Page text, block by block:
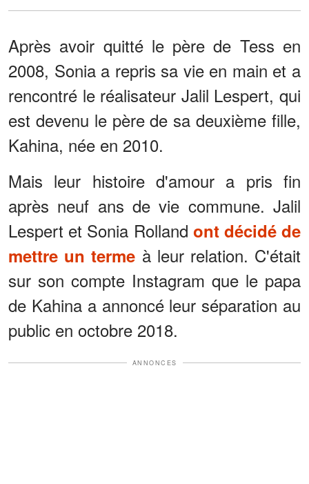
Après avoir quitté le père de Tess en
2008, Sonia a repris sa vie en main et a
rencontré le réalisateur Jalil Lespert, qui
est devenu le père de sa deuxième fille,
Kahina, née en 2010.
Mais leur histoire d'amour a pris fin
après neuf ans de vie commune. Jalil
Lespert et Sonia Rolland ont décidé de
mettre un terme à leur relation. C'était
sur son compte Instagram que le papa
de Kahina a annoncé leur séparation au
public en octobre 2018.
ANNONCES